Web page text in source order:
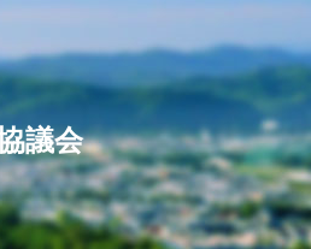
議会